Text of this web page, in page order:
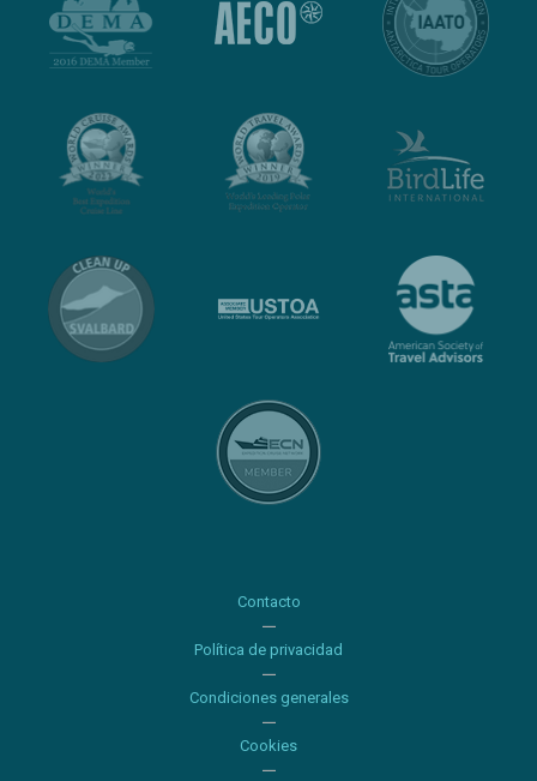
Contacto
Política de privacidad
Condiciones generales
Cookies